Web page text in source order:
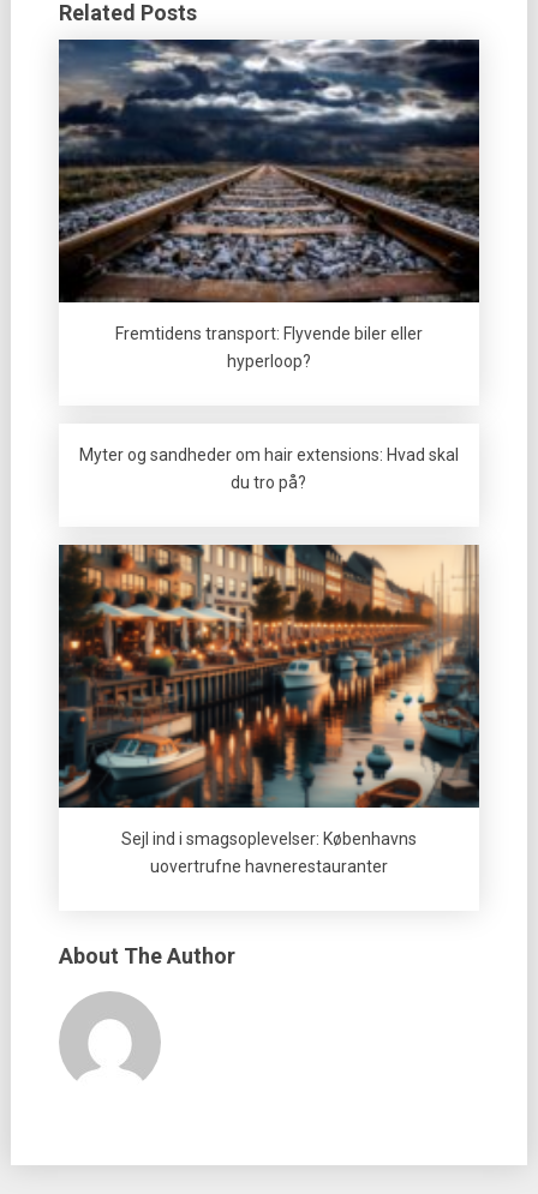
Related Posts
Fremtidens transport: Flyvende biler eller
hyperloop?
Myter og sandheder om hair extensions: Hvad skal
du tro på?
Sejl ind i smagsoplevelser: Københavns
uovertrufne havnerestauranter
About The Author